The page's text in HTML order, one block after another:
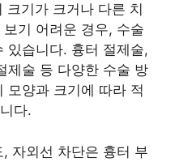
크기가 크거나 다른 치
기 어려운 경우, 수술
있습니다. 흉터 절제술,
제술 등 다양한 수술 방
모양과 크기에 따라 적
다.
자외선 차단은 흉터 부